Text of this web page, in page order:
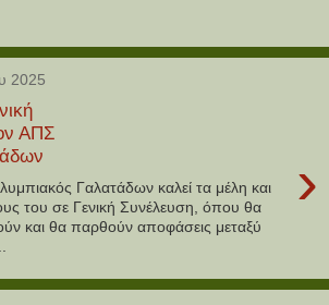
2025
ΑΠΣ
›
Γαλατάδων καλεί τα μέλη και
του σε Γενική Συνέλευση, όπου θα
και θα παρθούν αποφάσεις μεταξύ